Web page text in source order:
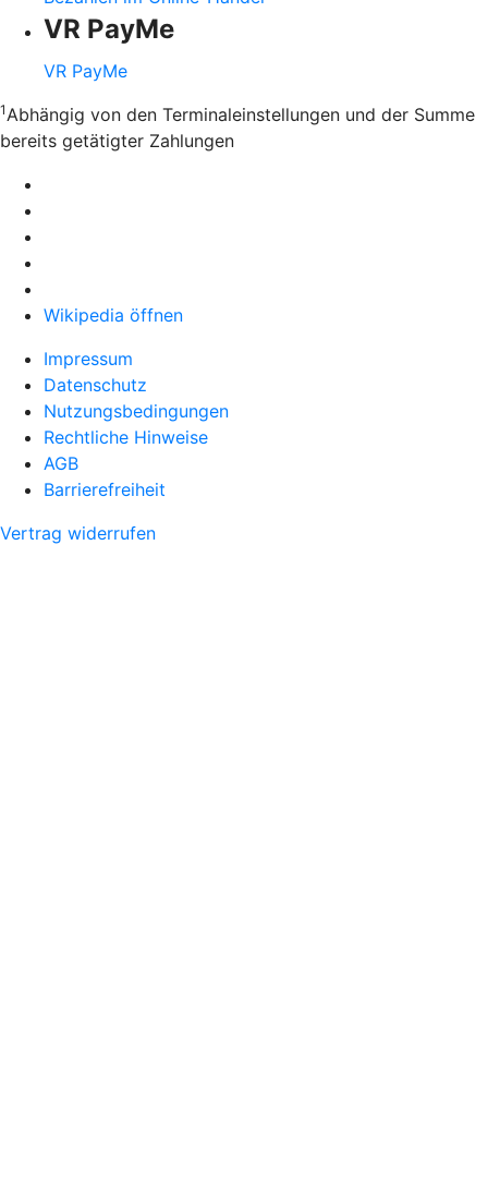
VR PayMe
VR PayMe
1Abhängig von den Terminaleinstellungen und der Summe
bereits getätigter Zahlungen
Wikipedia öffnen
Impressum
Datenschutz
Nutzungsbedingungen
Rechtliche Hinweise
AGB
Barrierefreiheit
Vertrag widerrufen